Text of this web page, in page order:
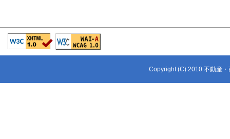
Copyright (C) 2010 不動産